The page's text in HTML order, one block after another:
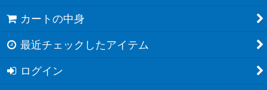
カートの中身
最近チェックしたアイテム
ログイン